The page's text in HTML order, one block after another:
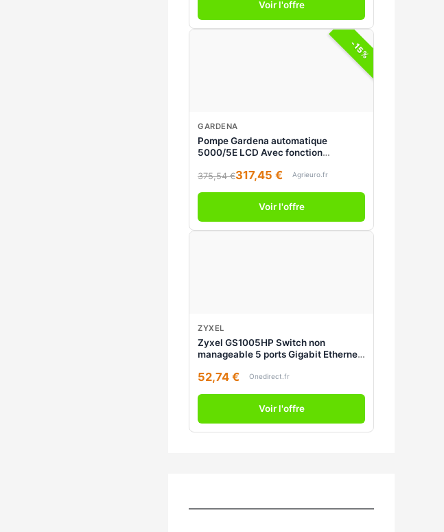
Voir l'offre
-15%
GARDENA
Pompe Gardena automatique
5000/5E LCD Avec fonction
375,54 €317,45 € Agrieuro.fr
Voir l'offre
ZYXEL
Zyxel GS1005HP Switch non
manageable 5 ports Gigabit Ethernet
W – performance optimisée et
52,74 € Onedirect.fr
Voir l'offre